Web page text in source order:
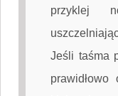
przyklej
Jeśli taśma
prawidłowo